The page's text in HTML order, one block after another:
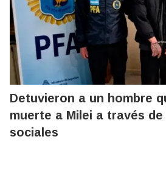
Detuvieron a un hombre
muerte a Milei a través
sociales